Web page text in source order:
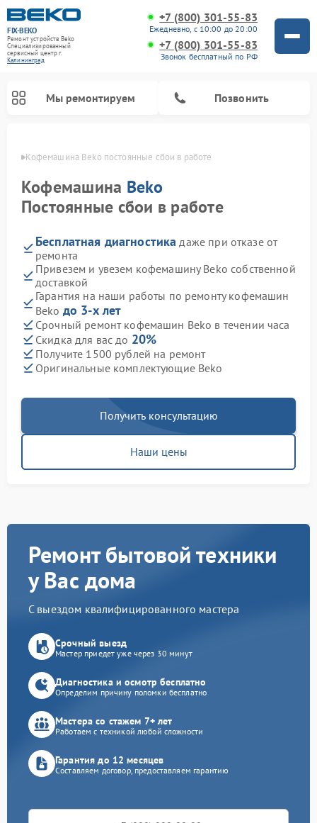
FIX-BEKO
Ремонт устройств Beko
Специализированный
cервисный центр г.
Калининград
+7 (800) 301-55-83
Ежедневно, с 10:00 до 20:00
+7 (800) 301-55-83
Звонок бесплатный по РФ
Мы ремонтируем Позвонить
Кофемашина Beko постоянные сбои в работе
Кофемашина Beko
Постоянные сбои в работе
Бесплатная диагностика даже при отказе от
ремонта
Привезем и увезем кофемашину Beko собственной
доставкой
Гарантия на наши работы по ремонту кофемашин
Beko до 3-х лет
Срочный ремонт кофемашин Beko в течении часа
Скидка для вас до 20%
Получите 1500 рублей на ремонт
Оригинальные комплектующие Beko
Получить консультацию
Наши цены
Ремонт бытовой техники
у Вас дома
С выездом квалифицированного мастера
Срочный выезд
Мастер приедет уже через 30 минут
Диагностика и осмотр бесплатно
Определим причину поломки бесплатно
Мастера со стажем 7+ лет
Работаем с техникой любой сложности
Гарантия до 12 месяцев
Составляем договор, предоставляем гарантию